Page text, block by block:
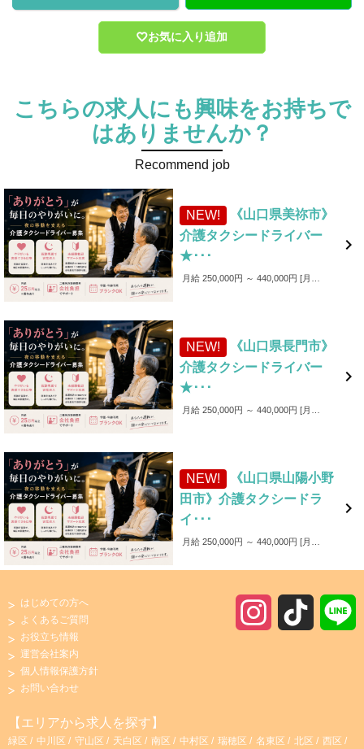
お気に入り追加
こちらの求人にも興味をお持ちで
はありませんか？
Recommend job
NEW!
《山口県美祢市》
介護タクシードライバー
★･･･
月給 250,000円 ～ 440,000円 月給250,000円～440,000円 ■各種手当 ・家族手当（～1,000円／月） ・皆勤手当（～6,000円／月） ・無事故手当（～10,000円／月） ・愛車手当 ■賞与あり ✨入社後4カ月間は保証給制度あり！（最大25万円）

NEW!
《山口県長門市》
介護タクシードライバー
★･･･
月給 250,000円 ～ 440,000円 月給250,000円～440,000円 ■各種手当 ・家族手当（～1,000円／月） ・皆勤手当（～6,000円／月） ・無事故手当（～10,000円／月） ・愛車手当 ■賞与あり ✨入社後4カ月間は保証給制度あり！（最大25万円）

NEW!
《山口県山陽小野
田市》介護タクシードラ
イ･･･
月給 250,000円 ～ 440,000円 月給250,000円～440,000円 ■各種手当 ・家族手当（～1,000円／月） ・皆勤手当（～6,000円／月） ・無事故手当（～10,000円／月） ・愛車手当 ■賞与あり ✨入社後4カ月間は保証給制度あり！（最大25万円）

はじめての方へ
よくあるご質問
お役立ち情報
運営会社案内
個人情報保護方針
お問い合わせ
【エリアから求人を探す】
緑区 中川区 守山区 天白区 南区 中村区 瑞穂区 名東区 北区
西区